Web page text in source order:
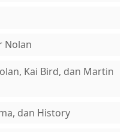
Nolan
Kai Bird, dan Martin
dan History